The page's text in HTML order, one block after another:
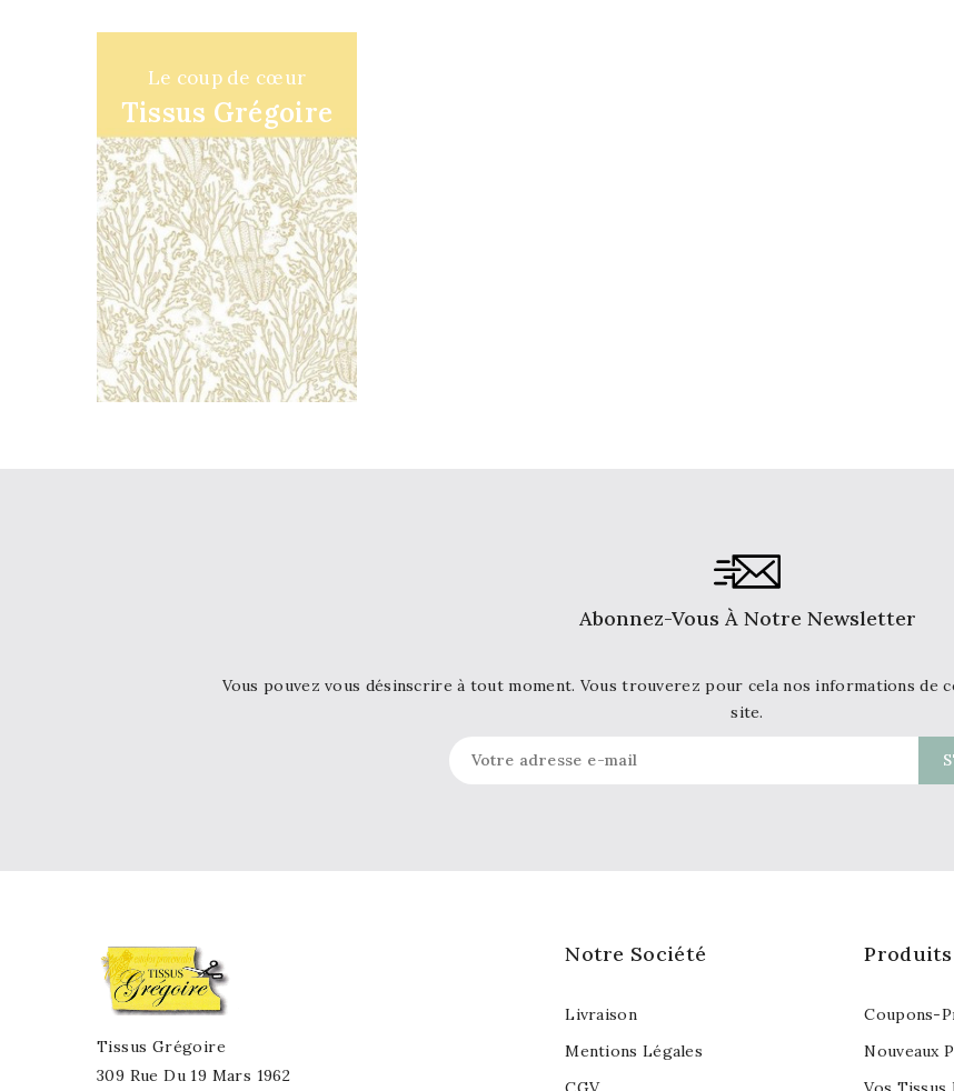
Le coup de cœur
Tissus Grégoire
Abonnez-Vous À Notre Newsletter
Vous pouvez vous désinscrire à tout moment. Vous trouverez pour cela nos informations de
site.
Produits
Coupons-
Nouveaux
Notre Société
Livraison
Mentions Légales
Tissus Grégoire
309 Rue Du 19 Mars 1962